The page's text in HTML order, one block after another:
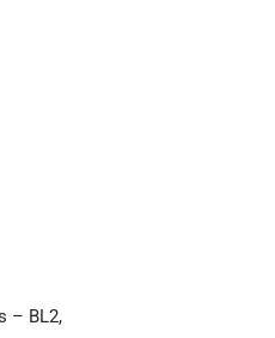
– BL2,